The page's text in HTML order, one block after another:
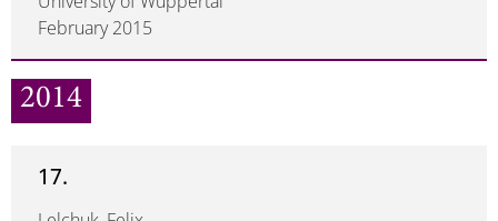
February 2015
2014
17.